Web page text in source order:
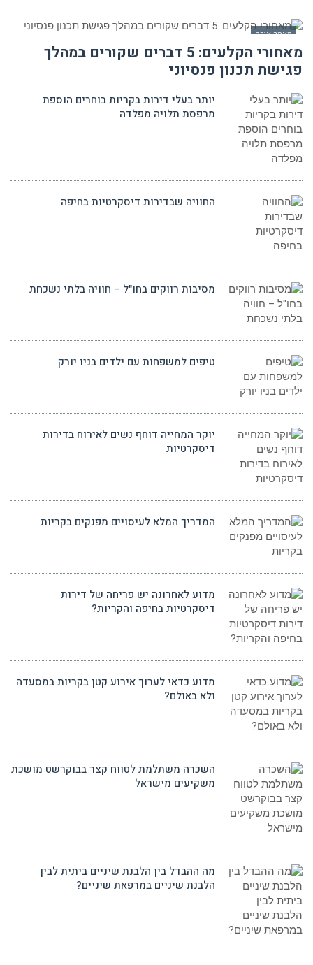
מאמר אורח
מאחורי הקלעים: 5 דברים שקורים במהלך
פגישת תכנון פנסיוני
יותר בעלי דירות בקריות בוחרים הוספת
מרפסת תלויה מפלדה
החוויה שבדירות דיסקרטיות בחיפה
מסיבות רווקים בחו"ל – חוויה בלתי נשכחת
טיפים למשפחות עם ילדים בניו יורק
יוקר המחייה דוחף נשים לאירוח בדירות
דיסקרטיות
המדריך המלא לעיסויים מפנקים בקריות
מדוע לאחרונה יש פריחה של דירות
דיסקרטיות בחיפה והקריות?
מדוע כדאי לערוך אירוע קטן בקריות במסעדה
ולא באולם?
השכרה משתלמת לטווח קצר בבוקרשט מושכת
משקיעים מישראל
מה ההבדל בין הלבנת שיניים ביתית לבין
הלבנת שיניים במרפאת שיניים?